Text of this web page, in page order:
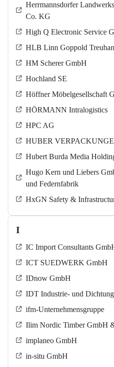
Herrmannsdorfer
Co. KG
High Q Electronic Service
HLB Linn Goppold
HM Scherer GmbH
Hochland SE
Höffner Möbelgesellschaft
HÖRMANN Intralogistics
HPC AG
HUBER
Hubert Burda Media
Hugo Kern und Liebers
und Federnfabrik
HxGN Safety &
I
IC Import Consultants
ICT SUEDWERK GmbH
IDnow GmbH
IDT Industrie- und
ifm-Unternehmensgruppe
Ilim Nordic Timber GmbH
implaneo GmbH
in-situ GmbH